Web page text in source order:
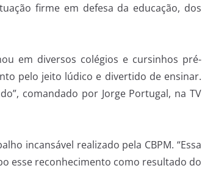
firme em defesa da educação, dos
em diversos colégios e cursinhos pré-
pelo jeito lúdico e divertido de ensinar.
comandado por Jorge Portugal, na TV
incansável realizado pela CBPM. “Essa
esse reconhecimento como resultado do